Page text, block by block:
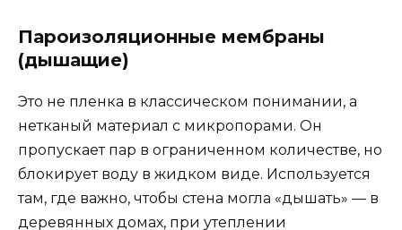
Пароизоляционные мембраны
(дышащие)
Это не пленка в классическом понимании, а
нетканый материал с микропорами. Он
пропускает пар в ограниченном количестве, но
блокирует воду в жидком виде. Используется
там, где важно, чтобы стена могла «дышать» — в
деревянных домах, при утеплении